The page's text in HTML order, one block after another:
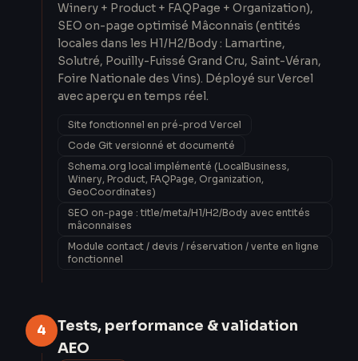
Winery + Product + FAQPage + Organization),
SEO on-page optimisé Mâconnais (entités
locales dans les H1/H2/Body : Lamartine,
Solutré, Pouilly-Fuissé Grand Cru, Saint-Véran,
Foire Nationale des Vins). Déployé sur Vercel
avec aperçu en temps réel.
Site fonctionnel en pré-prod Vercel
Code Git versionné et documenté
Schema.org local implémenté (LocalBusiness,
Winery, Product, FAQPage, Organization,
GeoCoordinates)
SEO on-page : title/meta/H1/H2/Body avec entités
mâconnaises
Module contact / devis / réservation / vente en ligne
fonctionnel
4
Tests, performance & validation
AEO